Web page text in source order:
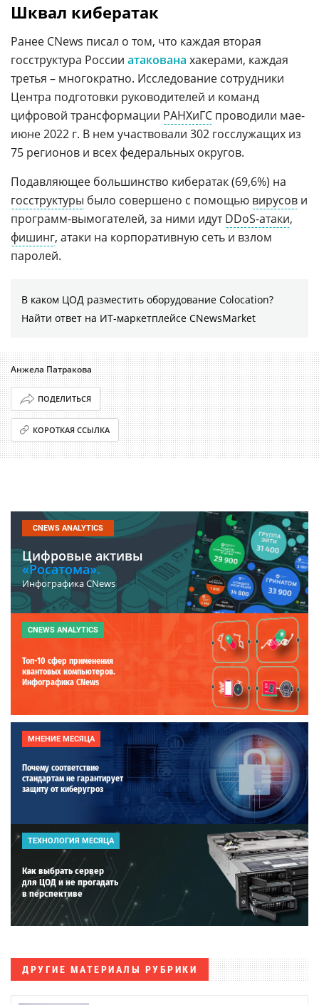
Шквал кибератак
Ранее CNews писал о том, что каждая вторая
госструктура России атакована хакерами, каждая
третья – многократно. Исследование сотрудники
Центра подготовки руководителей и команд
цифровой трансформации РАНХиГС проводили мае-
июне 2022 г. В нем участвовали 302 госслужащих из
75 регионов и всех федеральных округов.
Подавляющее большинство кибератак (69,6%) на
госструктуры было совершено с помощью вирусов и
программ-вымогателей, за ними идутDDoS-атаки,
фишинг, атаки на корпоративную сеть и взлом
паролей.
В каком ЦОД разместить оборудование Colocation?
Найти ответ на ИТ-маркетплейсе CNewsMarket
Анжела Патракова
ПОДЕЛИТЬСЯ
КОРОТКАЯ ССЫЛКА
CNEWS ANALYTICS
Цифровые активы
«Росатома».
Инфографика CNews
CNEWS ANALYTICS
Топ-10 сфер применения
квантовых компьютеров.
Инфографика CNews
МНЕНИЕ МЕСЯЦА
Почему соответствие
стандартам не гарантирует
защиту от киберугроз
ТЕХНОЛОГИЯ МЕСЯЦА
Как выбрать сервер
для ЦОД и не прогадать
в перспективе
ДРУГИЕ МАТЕРИАЛЫ РУБРИКИ